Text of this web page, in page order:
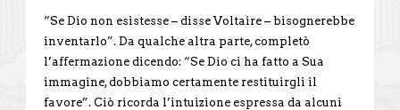
“Se Dio non esistesse – disse Voltaire – bisognerebbe
inventarlo”. Da qualche altra parte, completò
l’affermazione dicendo: “Se Dio ci ha fatto a Sua
immagine, dobbiamo certamente restituirgli il
favore”. Ciò ricorda l’intuizione espressa da alcuni